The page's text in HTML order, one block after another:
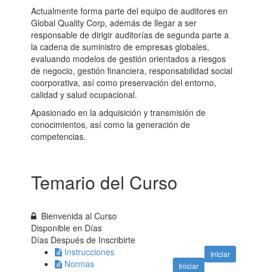
Actualmente forma parte del equipo de auditores en
Global Quality Corp, además de llegar a ser
responsable de dirigir auditorías de segunda parte a
la cadena de suministro de empresas globales,
evaluando modelos de gestión orientados a riesgos
de negocio, gestión financiera, responsabilidad social
coorporativa, así como preservación del entorno,
calidad y salud ocupacional.
Apasionado en la adquisición y transmisión de
conocimientos, así como la generación de
competencias.
Temario del Curso
Bienvenida al Curso
Disponible en Días
Días Después de Inscribirte
Iniciar
Instrucciones
Iniciar
Normas